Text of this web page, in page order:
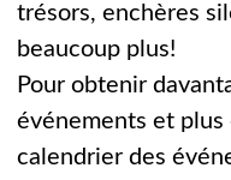
trésors, enchères
beaucoup plus!
Pour obtenir
événements et
calendrier des